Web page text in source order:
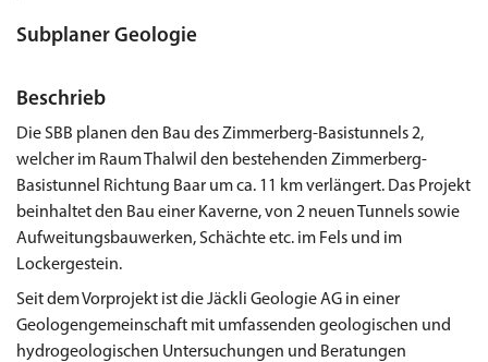
Subplaner Geologie
Beschrieb
Die SBB planen den Bau des Zimmerberg-Basistunnels 2,
welcher im Raum Thalwil den bestehenden Zimmerberg-
Basistunnel Richtung Baar um ca. 11 km verlängert. Das Projekt
beinhaltet den Bau einer Kaverne, von 2 neuen Tunnels sowie
Aufweitungsbauwerken, Schächte etc. im Fels und im
Lockergestein.
Seit dem Vorprojekt ist die Jäckli Geologie AG in einer
Geologengemeinschaft mit umfassenden geologischen und
hydrogeologischen Untersuchungen und Beratungen